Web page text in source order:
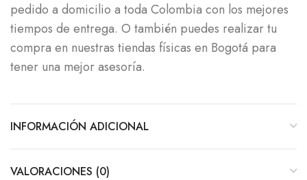
pedido a domicilio a toda Colombia con los mejores
tiempos de entrega. O también puedes realizar tu
compra en nuestras tiendas físicas en Bogotá para
tener una mejor asesoría.
INFORMACIÓN ADICIONAL
VALORACIONES (0)